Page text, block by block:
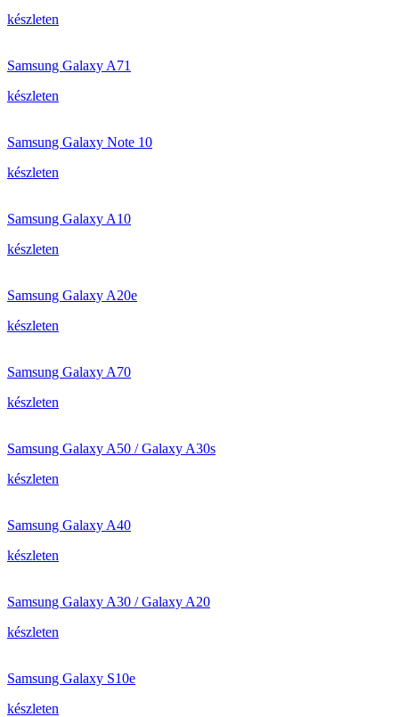
készleten
Samsung Galaxy A71
készleten
Samsung Galaxy Note 10
készleten
Samsung Galaxy A10
készleten
Samsung Galaxy A20e
készleten
Samsung Galaxy A70
készleten
Samsung Galaxy A50 / Galaxy A30s
készleten
Samsung Galaxy A40
készleten
Samsung Galaxy A30 / Galaxy A20
készleten
Samsung Galaxy S10e
készleten